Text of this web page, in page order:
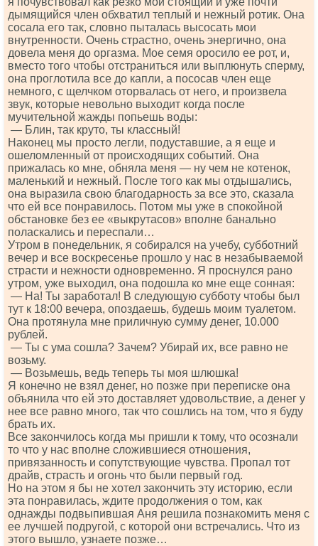
дымящийся член обхватил теплый и нежный ротик. Она
сосала его так, словно пыталась высосать мои
внутренности. Очень страстно, очень энергично, она
довела меня до оргазма. Мое семя оросило ее рот, и,
вместо того чтобы отстраниться или выплюнуть сперму,
она проглотила все до капли, а пососав член еще
немного, с щелчком оторвалась от него, и произвела
звук, которые невольно выходит когда после
мучительной жажды попьешь воды:
— Блин, так круто, ты классный!
Наконец мы просто легли, подуставшие, а я еще и
ошеломленный от происходящих событий. Она
прижалась ко мне, обняла меня — ну чем не котенок,
маленький и нежный. После того как мы отдышались,
она выразила свою благодарность за все это, сказала
что ей все понравилось. Потом мы уже в спокойной
обстановке без ее «выкрутасов» вполне банально
поласкались и переспали…
Утром в понедельник, я собирался на учебу, субботний
вечер и все воскресенье прошло у нас в незабываемой
страсти и нежности одновременно. Я проснулся рано
утром, уже выходил, она подошла ко мне еще сонная:
— На! Ты заработал! В следующую субботу чтобы был
тут к 18:00 вечера, опоздаешь, будешь моим туалетом.
Она протянула мне приличную сумму денег, 10.000
рублей.
— Ты с ума сошла? Зачем? Убирай их, все равно не
возьму.
— Возьмешь, ведь теперь ты моя шлюшка!
Я конечно не взял денег, но позже при переписке она
объянила что ей это доставляет удовольствие, а денег у
нее все равно много, так что сошлись на том, что я буду
брать их.
Все закончилось когда мы пришли к тому, что осознали
то что у нас вполне сложившиеся отношения,
привязанность и сопутствующие чувства. Пропал тот
драйв, страсть и огонь что были первый год.
Но на этом я бы не хотел закончить эту историю, если
эта понравилась, ждите продолжения о том, как
однажды подвыпившая Аня решила познакомить меня с
ее лучшей подругой, с которой они встречались. Что из
этого вышло, узнаете позже…